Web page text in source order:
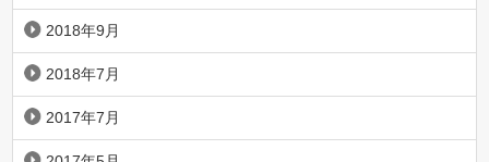
2018年9月
2018年7月
2017年7月